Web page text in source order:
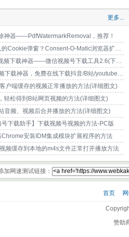
更多...
神器——PdfWatermarkRemoval，推荐！
很讨厌烦人的Cookie弹窗？Consent-O-Matic浏览器扩展帮你消除烦恼
2026微信视频下载神器——微信视频号下载工具2.6(下载及使用方法)
snapwc视频下载神器，免费在线下载抖音/B站/youtube/x(推特)等任何网站视频？
户端缓存的视频正常播放的方法(详细图文)
轻松得到B站网页视频的方法(详细图文)
音频、视频后合并播放的方法(详细图文)
号下载助手】下载视频号视频的方法-PC版
安装IDM集成模块扩展程序的方法
频缓存到本地的m4s文件正常打开播放方法
加网速测试链接：
首页
赞助